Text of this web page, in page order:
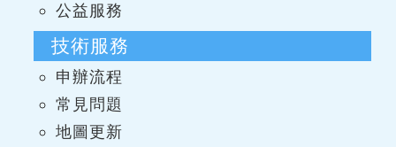
公益服務
技術服務
申辦流程
常見問題
地圖更新